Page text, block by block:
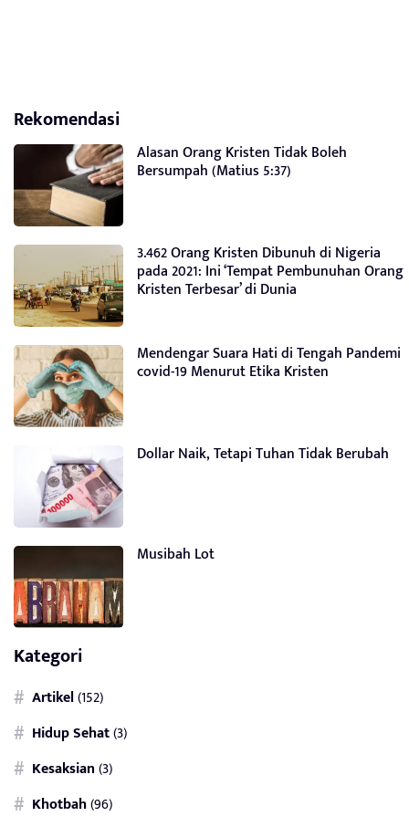
Rekomendasi
Alasan Orang Kristen Tidak Boleh
Bersumpah (Matius 5:37)
3.462 Orang Kristen Dibunuh di Nigeria
pada 2021: Ini ‘Tempat Pembunuhan Orang
Kristen Terbesar’ di Dunia
Mendengar Suara Hati di Tengah Pandemi
covid-19 Menurut Etika Kristen
Dollar Naik, Tetapi Tuhan Tidak Berubah
Musibah Lot
Kategori
Artikel(152)
Hidup Sehat(3)
Kesaksian(3)
Khotbah(96)